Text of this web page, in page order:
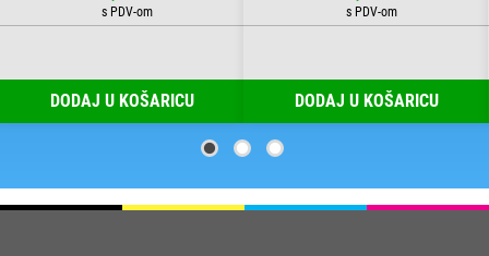
DODAJ U KOŠARICU DODAJ U KOŠARICU